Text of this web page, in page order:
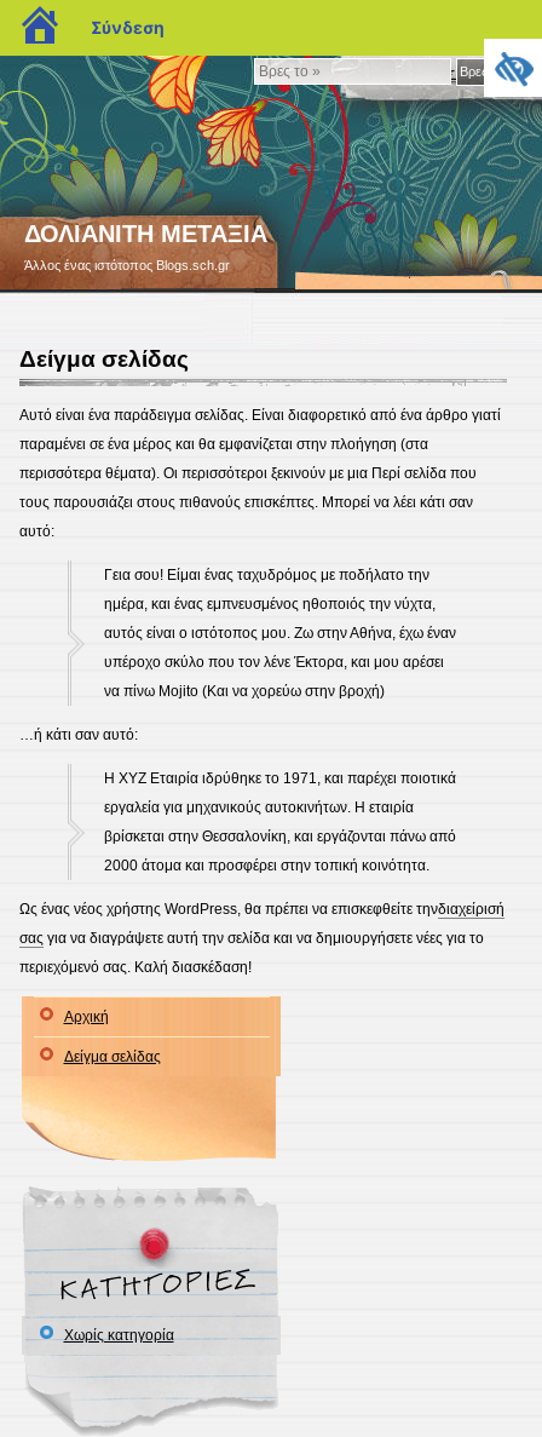
Βρες
το
»
Βρες το »
ΔΟΛΙΑΝΙΤΗ ΜΕΤΑΞΙΑ
Άλλος ένας ιστότοπος Blogs.sch.gr
Δείγμα σελίδας
Αυτό είναι ένα παράδειγμα σελίδας. Είναι διαφορετικό από ένα άρθρο γιατί
παραμένει σε ένα μέρος και θα εμφανίζεται στην πλοήγηση (στα
περισσότερα θέματα). Οι περισσότεροι ξεκινούν με μια Περί σελίδα που
τους παρουσιάζει στους πιθανούς επισκέπτες. Μπορεί να λέει κάτι σαν
αυτό:
Γεια σου! Είμαι ένας ταχυδρόμος με ποδήλατο την
ημέρα, και ένας εμπνευσμένος ηθοποιός την νύχτα,
αυτός είναι ο ιστότοπος μου. Ζω στην Αθήνα, έχω έναν
υπέροχο σκύλο που τον λένε Έκτορα, και μου αρέσει
να πίνω Mojito (Και να χορεύω στην βροχή)
…ή κάτι σαν αυτό:
Η XYZ Εταιρία ιδρύθηκε το 1971, και παρέχει ποιοτικά
εργαλεία για μηχανικούς αυτοκινήτων. Η εταιρία
βρίσκεται στην Θεσσαλονίκη, και εργάζονται πάνω από
2000 άτομα και προσφέρει στην τοπική κοινότητα.
Ως ένας νέος χρήστης WordPress, θα πρέπει να επισκεφθείτε τηνδιαχείρισή
σας για να διαγράψετε αυτή την σελίδα και να δημιουργήσετε νέες για το
περιεχόμενό σας. Καλή διασκέδαση!
Αρχική
Δείγμα σελίδας
Χωρίς κατηγορία
blogs.sch.gr
Σύνδεση